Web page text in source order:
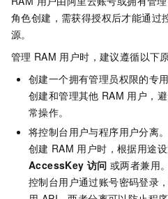
角色创建，需获得授权后才能通过
源。
管理 RAM 用户时，建议遵循以下
创建一个拥有管理员权限的专用
创建和管理其他 RAM 用户，
常操作。
将控制台用户与程序用户分离。
创建 RAM 用户时，根据用途
AccessKey 访问 或两者兼用。
控制台用户通过账号密码登录